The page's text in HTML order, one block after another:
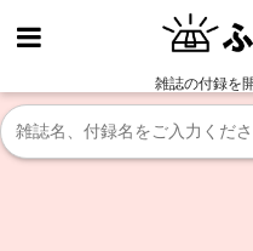
雑誌の付録を